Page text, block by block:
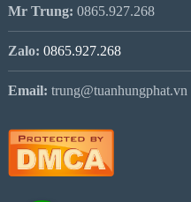
Mr Trung: 0865.927.268
Zalo: 0865.927.268
Email: trung@tuanhungphat.vn